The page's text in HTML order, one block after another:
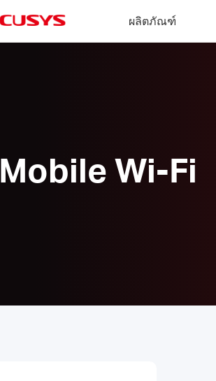
ผลิตภัณฑ์
Mobile Wi-Fi